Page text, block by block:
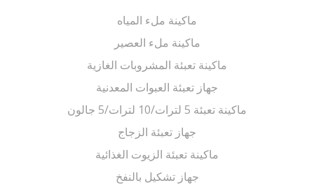
ماكينة ملء المياه
ماكينة ملء العصير
ماكينة تعبئة المشروبات الغازية
جهاز تعبئة العبوات المعدنية
ماكينة تعبئة 5 لترات/10 لترات/5 جالون
جهاز تعبئة الزجاج
ماكينة تعبئة الزيوت الغذائية
جهاز تشكيل بالنفخ